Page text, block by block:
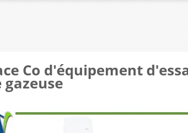
Co d'équipement